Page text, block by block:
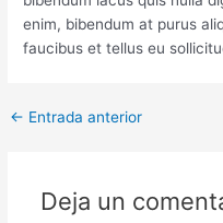
enim, bibendum at purus
faucibus et tellus eu
← Entrada anterior
Deja un